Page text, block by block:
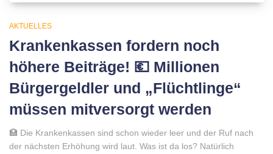
AKTUELLES
Krankenkassen fordern noch
höhere Beiträge! 💶 Millionen
Bürgergeldler und „Flüchtlinge“
müssen mitversorgt werden
🏥 Die Krankenkassen sind schon wieder leer und der Ruf nach
der nächsten Erhöhung wird laut. Was ist da los? Natürlich